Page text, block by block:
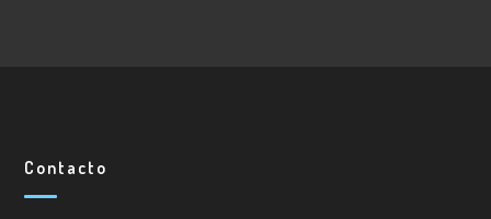
Contacto